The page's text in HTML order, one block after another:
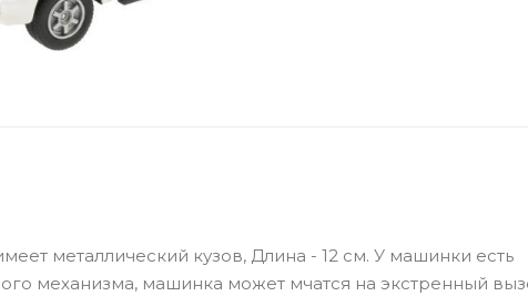
металлический кузов, Длина - 12 см. У машинки есть
механизма, машинка может мчатся на экстренный